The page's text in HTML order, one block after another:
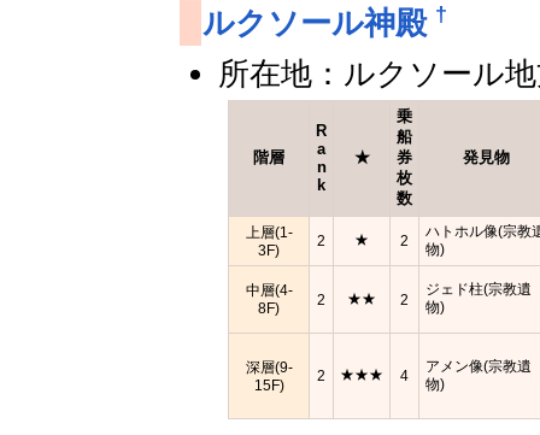
ルクソール神殿 †
所在地：ルクソール
階層
R
a
n
k
★
乗
船
券
枚
数
発見物
上層(1-
3F)
2 ★ 2
ハトホル像(宗教
物)
中層(4-
8F)
2 ★★ 2
ジェド柱(宗教遺
物)
深層(9-
15F)
2 ★★★ 4
アメン像(宗教遺
物)